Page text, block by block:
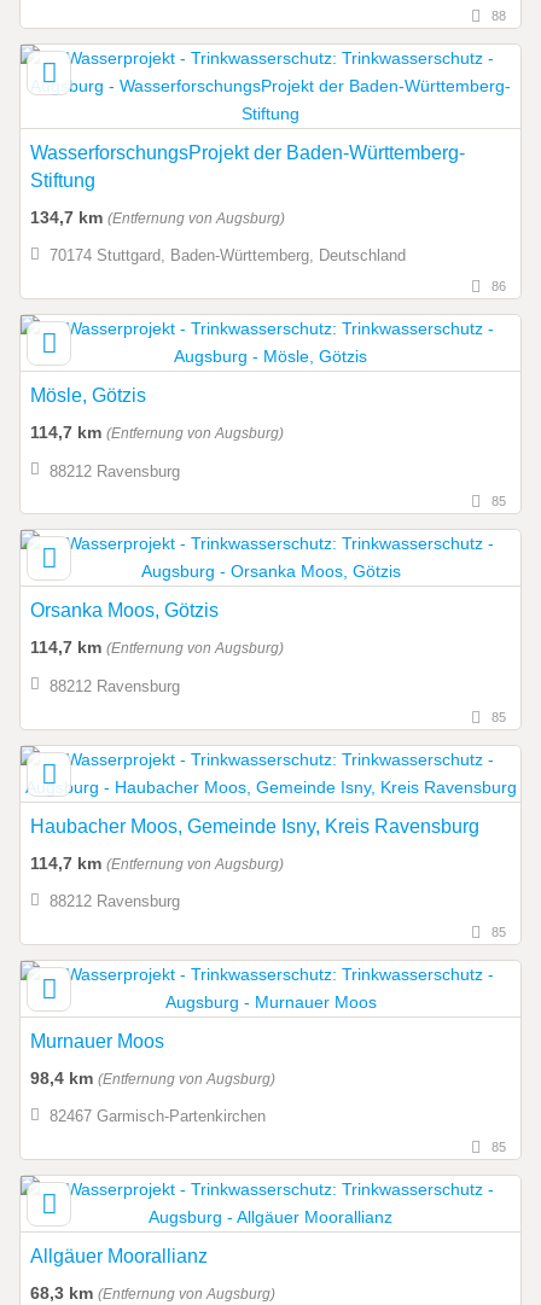
88
WasserforschungsProjekt der Baden-Württemberg-
Stiftung
134,7 km (Entfernung von Augsburg)
70174 Stuttgard, Baden-Württemberg, Deutschland
86
Mösle, Götzis
114,7 km (Entfernung von Augsburg)
88212 Ravensburg
85
Orsanka Moos, Götzis
114,7 km (Entfernung von Augsburg)
88212 Ravensburg
85
Haubacher Moos, Gemeinde Isny, Kreis Ravensburg
114,7 km (Entfernung von Augsburg)
88212 Ravensburg
85
Murnauer Moos
98,4 km (Entfernung von Augsburg)
82467 Garmisch-Partenkirchen
85
Allgäuer Moorallianz
68,3 km (Entfernung von Augsburg)